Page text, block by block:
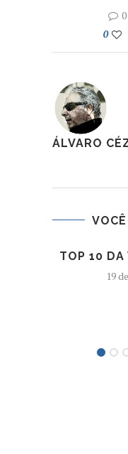
0
ÁLVARO
TOP 10 DA
19